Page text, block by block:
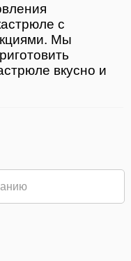
с
Мы
вкусно и